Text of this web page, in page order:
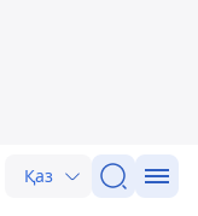
Қаз